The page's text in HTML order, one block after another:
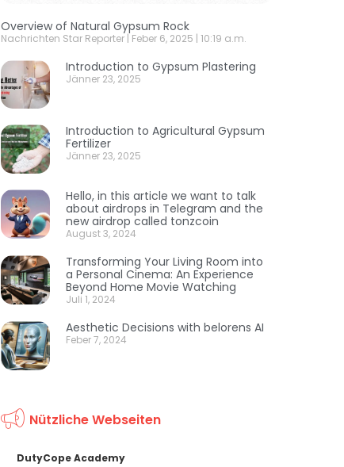
Overview of Natural Gypsum Rock
Nachrichten Star Reporter Feber 6, 2025 10:19 a.m.
Introduction to Gypsum Plastering
Jänner 23, 2025
Introduction to Agricultural Gypsum
Fertilizer
Jänner 23, 2025
Hello, in this article we want to talk
about airdrops in Telegram and the
new airdrop called tonzcoin
August 3, 2024
Transforming Your Living Room into
a Personal Cinema: An Experience
Beyond Home Movie Watching
Juli 1, 2024
Aesthetic Decisions with belorens AI
Feber 7, 2024
Nützliche Webseiten
DutyCope Academy